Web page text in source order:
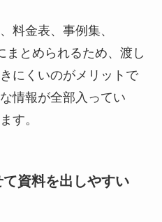
料金表、事例集、
まとめられるため、渡し
にくいのがメリットで
情報が全部入ってい
す。
資料を出しやすい